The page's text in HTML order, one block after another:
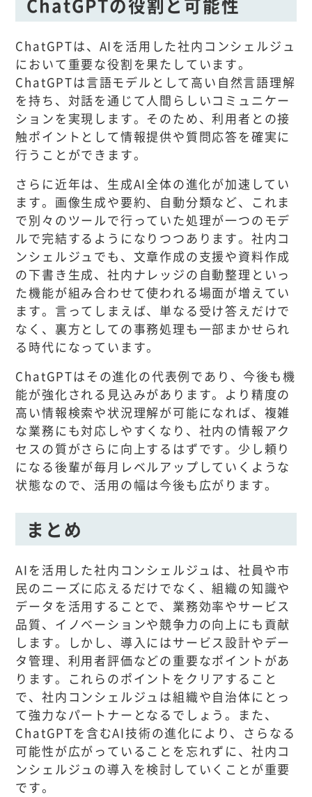
ChatGPTは、AIを活用した社内コンシェルジュ
において重要な役割を果たしています。
ChatGPTは言語モデルとして高い自然言語理解
を持ち、対話を通じて人間らしいコミュニケー
ションを実現します。そのため、利用者との接
触ポイントとして情報提供や質問応答を確実に
行うことができます。
さらに近年は、生成AI全体の進化が加速してい
ます。画像生成や要約、自動分類など、これま
で別々のツールで行っていた処理が一つのモデ
ルで完結するようになりつつあります。社内コ
ンシェルジュでも、文章作成の支援や資料作成
の下書き生成、社内ナレッジの自動整理といっ
た機能が組み合わせて使われる場面が増えてい
ます。言ってしまえば、単なる受け答えだけで
なく、裏方としての事務処理も一部まかせられ
る時代になっています。
ChatGPTはその進化の代表例であり、今後も機
能が強化される見込みがあります。より精度の
高い情報検索や状況理解が可能になれば、複雑
な業務にも対応しやすくなり、社内の情報アク
セスの質がさらに向上するはずです。少し頼り
になる後輩が毎月レベルアップしていくような
状態なので、活用の幅は今後も広がります。
まとめ
AIを活用した社内コンシェルジュは、社員や市
民のニーズに応えるだけでなく、組織の知識や
データを活用することで、業務効率やサービス
品質、イノベーションや競争力の向上にも貢献
します。しかし、導入にはサービス設計やデー
タ管理、利用者評価などの重要なポイントがあ
ります。これらのポイントをクリアすること
で、社内コンシェルジュは組織や自治体にとっ
て強力なパートナーとなるでしょう。また、
ChatGPTを含むAI技術の進化により、さらなる
可能性が広がっていることを忘れずに、社内コ
ンシェルジュの導入を検討していくことが重要
です。